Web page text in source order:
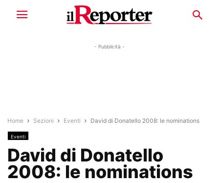
- Pubblicità -
Home Sezioni Eventi David di Donatello 2008: le nominations
Eventi
David di Donatello
2008: le nominations